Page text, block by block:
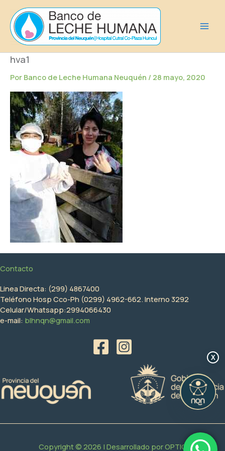
contenido
hva1
Por Banco de Leche Humana Neuquén / 28 mayo, 2020
Contacto
Linea Directa: (299) 4867400
Teléfono Hosp Cco-Ph (0299) 4962-662. Interno 3292
Celular/Whatsapp:2994066430
e-mail: blhnqn@gmail.com
Copyright © 2026 | Desarrollado porOPTIC
X